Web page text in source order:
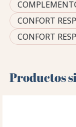
CONFORT
CONFORT
Productos